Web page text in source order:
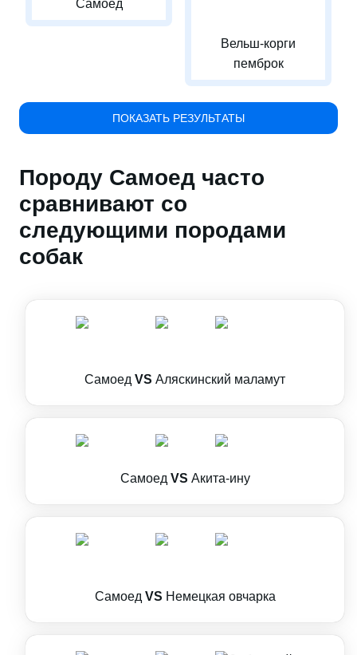
Самоед
Вельш-корги
пемброк
ПОКАЗАТЬ РЕЗУЛЬТАТЫ
Породу Самоед часто
сравнивают со
следующими породами
собак
Самоед VS Аляскинский маламут
Самоед VS Акита-ину
Самоед VS Немецкая овчарка